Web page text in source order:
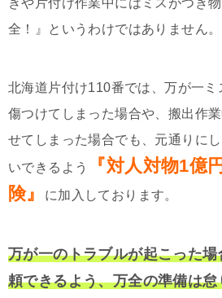
全！』というわけではありません。
北海道片付け110番では、万が一ミ
傷つけてしまった場合や、搬出作
せてしまった場合でも、元通りに
いできるよう
『対人対物1億
険』
に加入しております。
万が一のトラブルが起こった
頼できるよう、万全の準備は怠